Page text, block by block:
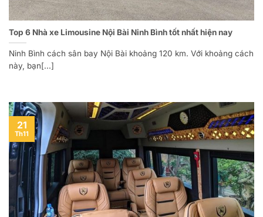
Top 6 Nhà xe Limousine Nội Bài Ninh Bình tốt nhất hiện nay
Ninh Bình cách sân bay Nội Bài khoảng 120 km. Với khoảng cách
này, bạn[...]
21
Th11